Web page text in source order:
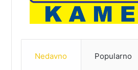
Nedavno Popularno